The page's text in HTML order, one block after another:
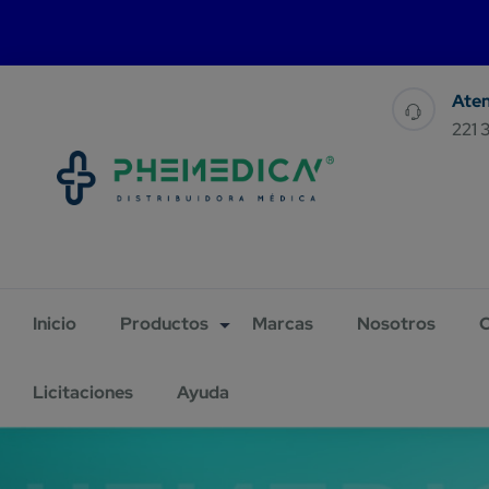
For
221
Inicio Productos Marcas Nosotros
Licitaciones Ayuda